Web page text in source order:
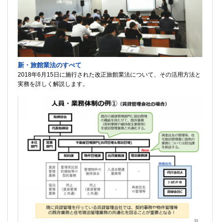
新・旅館業法のすべて
2018年6月15日に施行された改正旅館業法について、その活用方法と
実務を詳しく解説します。